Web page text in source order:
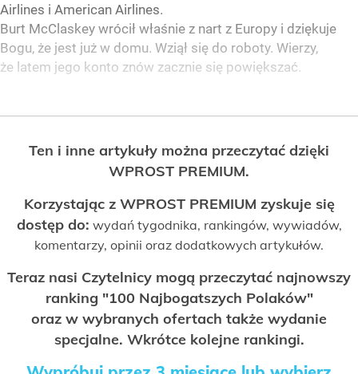
Airlines i American Airlines.
Burt McClaskey wrócił właśnie z nart z Europy i dziękuje
Bogu, że jest już w domu. Wziął się do roboty. Wierzy,
że latem jego konto znów zacznie się powiększać.
Ten i inne artykuły można przeczytać dzięki
WPROST PREMIUM.
Korzystając z WPROST PREMIUM zyskuje się
dostęp do: wydań tygodnika, rankingów, wywiadów,
komentarzy, opinii oraz dodatkowych artykułów.
Teraz nasi Czytelnicy mogą przeczytać najnowszy
ranking "100 Najbogatszych Polaków"
oraz w wybranych ofertach także wydanie
specjalne. Wkrótce kolejne rankingi.